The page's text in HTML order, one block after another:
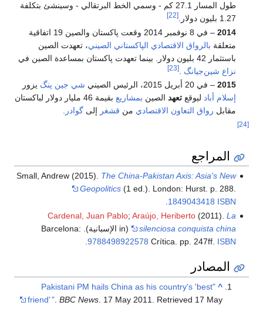
طول المسار 27.1 كم - وسمي الخط البرتقالي - وسينشئ بتكلفة
1.27 بليون دولار.
[22]
2014
– في 8 نوفمبر 2014 وقعت پاكستان والصين 19 اتفاقية
متعلقة بالرواق الاقتصادي الپاكستاني الصيني، تعهدت الصين
باستثمار 42 بليون دولار. بينما تعهدت پاكستان بمساعدة الصين في
نزاع شين‌جيانگ .
[23]
2015 – في 20 أبريل 2015، الرئيس الصيني شي جين پنگ يزور
إسلام أباد ليوقعتعهد الصين بمشاريع
بقيمة 46 مليار دولار لباكستان
مقابل رواق التعاون الاقتصادي من قشغر إلىگوادر
[24]
المراجع
Small, Andrew (2015). The China-Pakistan Axis: Asia's New
Geopolitics(1 ed.). London: Hurst. p. 288.
ISBN
1849043418
.
Cardenal, Juan Pablo; Araújo, Heriberto(2011). La
silenciosa conquista china
(in الإسبانية). Barcelona:
Crítica. pp. 247ff. ISBN
9788498922578
المصادر
^
"Pakistani PM hails China as his country's 'best
friend' " .BBC News . 17 May 2011 . Retrieved 17 May